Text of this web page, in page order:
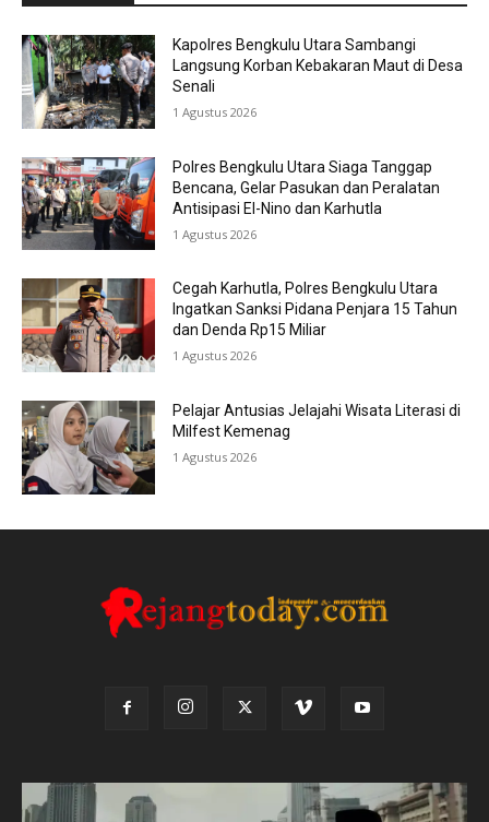
Kapolres Bengkulu Utara Sambangi
Langsung Korban Kebakaran Maut di Desa
Senali
1 Agustus 2026
Polres Bengkulu Utara Siaga Tanggap
Bencana, Gelar Pasukan dan Peralatan
Antisipasi El-Nino dan Karhutla
1 Agustus 2026
Cegah Karhutla, Polres Bengkulu Utara
Ingatkan Sanksi Pidana Penjara 15 Tahun
dan Denda Rp15 Miliar
1 Agustus 2026
Pelajar Antusias Jelajahi Wisata Literasi di
Milfest Kemenag
1 Agustus 2026